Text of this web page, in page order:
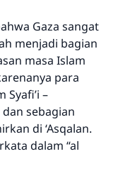
Gaza sangat
menjadi bagian
masa Islam
para
–
sebagian
di ‘Asqalan.
dalam “al